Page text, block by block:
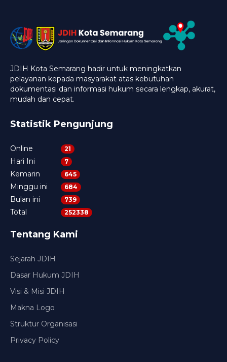
JDIH Kota Semarang hadir untuk meningkatkan
pelayanan kepada masyarakat atas kebutuhan
dokumentasi dan informasi hukum secara lengkap, akurat,
mudah dan cepat.
Statistik Pengunjung
Online 21
Hari Ini 7
Kemarin 645
Minggu ini 684
Bulan ini 739
Total 252338
Tentang Kami
Sejarah JDIH
Dasar Hukum JDIH
Visi & Misi JDIH
Makna Logo
Struktur Organisasi
Privacy Policy